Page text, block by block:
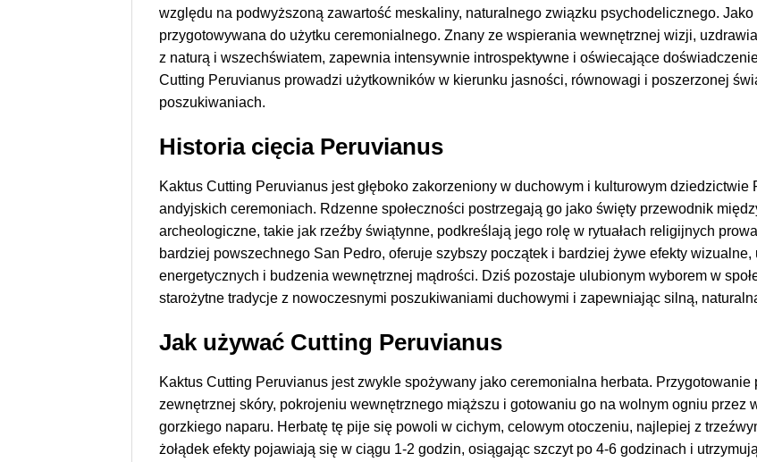
względu na podwyższoną zawartość meskaliny, naturalnego związku psychodelicznego.
przygotowywana do użytku ceremonialnego. Znany ze wspierania wewnętrznej wizji,
z naturą i wszechświatem, zapewnia intensywnie introspektywne i oświecające
Cutting Peruvianus prowadzi użytkowników w kierunku jasności, równowagi i poszerzonej
poszukiwaniach.
Historia cięcia Peruvianus
Kaktus Cutting Peruvianus jest głęboko zakorzeniony w duchowym i kulturowym
andyjskich ceremoniach. Rdzenne społeczności postrzegają go jako święty przewodnik
archeologiczne, takie jak rzeźby świątynne, podkreślają jego rolę w rytuałach religijnych
bardziej powszechnego San Pedro, oferuje szybszy początek i bardziej żywe efekty
energetycznych i budzenia wewnętrznej mądrości. Dziś pozostaje ulubionym wyborem w
starożytne tradycje z nowoczesnymi poszukiwaniami duchowymi i zapewniając silną,
Jak używać Cutting Peruvianus
Kaktus Cutting Peruvianus jest zwykle spożywany jako ceremonialna herbata.
zewnętrznej skóry, pokrojeniu wewnętrznego miąższu i gotowaniu go na wolnym ogniu przez
gorzkiego naparu. Herbatę tę pije się powoli w cichym, celowym otoczeniu, najlepiej z
żołądek efekty pojawiają się w ciągu 1-2 godzin, osiągając szczyt po 4-6 godzinach i